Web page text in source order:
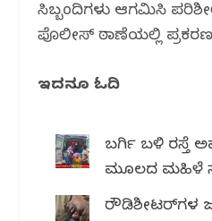
ಸಿಬ್ಬಂದಿಗಳು ಆಗಮಿಸಿ
ಪೊಲೀಸ್ ಠಾಣೆಯಲ್ಲಿ
ಇದನ್ನೂ ಓದಿ
ಬರ್ಗಿ ಬಳಿ ರಸ್ತೆ
ಮೂಲದ ಮಹಿಳೆ
ರೌಡಿಶೀಟರ್‌ಗಳ